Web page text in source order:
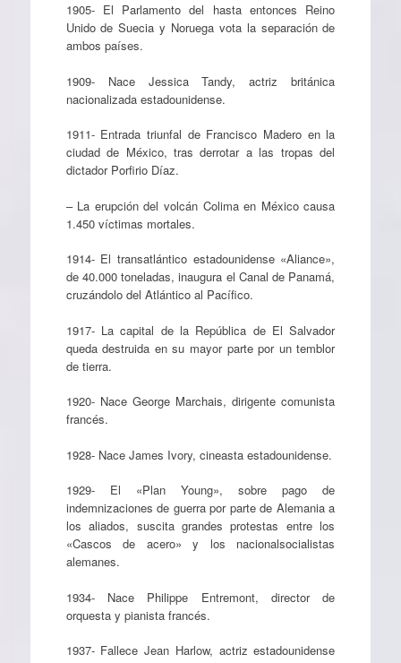
1905- El Parlamento del hasta entonces Reino
Unido de Suecia y Noruega vota la separación de
ambos países.
1909- Nace Jessica Tandy, actriz británica
nacionalizada estadounidense.
1911- Entrada triunfal de Francisco Madero en la
ciudad de México, tras derrotar a las tropas del
dictador Porfirio Díaz.
– La erupción del volcán Colima en México causa
1.450 víctimas mortales.
1914- El transatlántico estadounidense «Aliance»,
de 40.000 toneladas, inaugura el Canal de Panamá,
cruzándolo del Atlántico al Pacífico.
1917- La capital de la República de El Salvador
queda destruida en su mayor parte por un temblor
de tierra.
1920- Nace George Marchais, dirigente comunista
francés.
1928- Nace James Ivory, cineasta estadounidense.
1929- El «Plan Young», sobre pago de
indemnizaciones de guerra por parte de Alemania a
los aliados, suscita grandes protestas entre los
«Cascos de acero» y los nacionalsocialistas
alemanes.
1934- Nace Philippe Entremont, director de
orquesta y pianista francés.
1937- Fallece Jean Harlow, actriz estadounidense